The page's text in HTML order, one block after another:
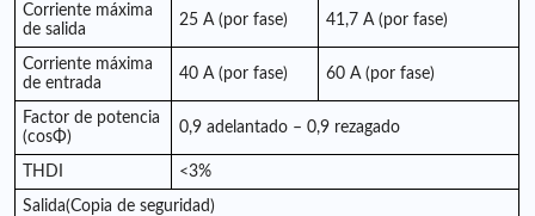
Corriente máxima
de salida
25 A (por fase) 41,7 A (por fase)
Corriente máxima
de entrada
40 A (por fase) 60 A (por fase)
Factor de potencia
(cosΦ)
0,9 adelantado – 0,9 rezagado
THDI <3%
Salida(Copia de seguridad)